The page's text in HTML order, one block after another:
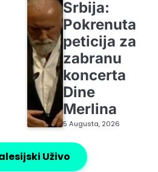
Srbija:
Pokrenuta
peticija za
zabranu
koncerta
Dine
Merlina
5 Augusta, 2026
Uživo